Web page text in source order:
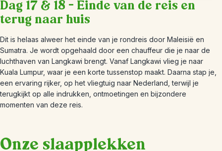
Dag 17 & 18 – Einde van de reis en
terug naar huis
Dit is helaas alweer het einde van je rondreis door Maleisië en
Sumatra. Je wordt opgehaald door een chauffeur die je naar de
luchthaven van Langkawi brengt. Vanaf Langkawi vlieg je naar
Kuala Lumpur, waar je een korte tussenstop maakt. Daarna stap je,
een ervaring rijker, op het vliegtuig naar Nederland, terwijl je
terugkijkt op alle indrukken, ontmoetingen en bijzondere
momenten van deze reis.
Onze slaapplekken